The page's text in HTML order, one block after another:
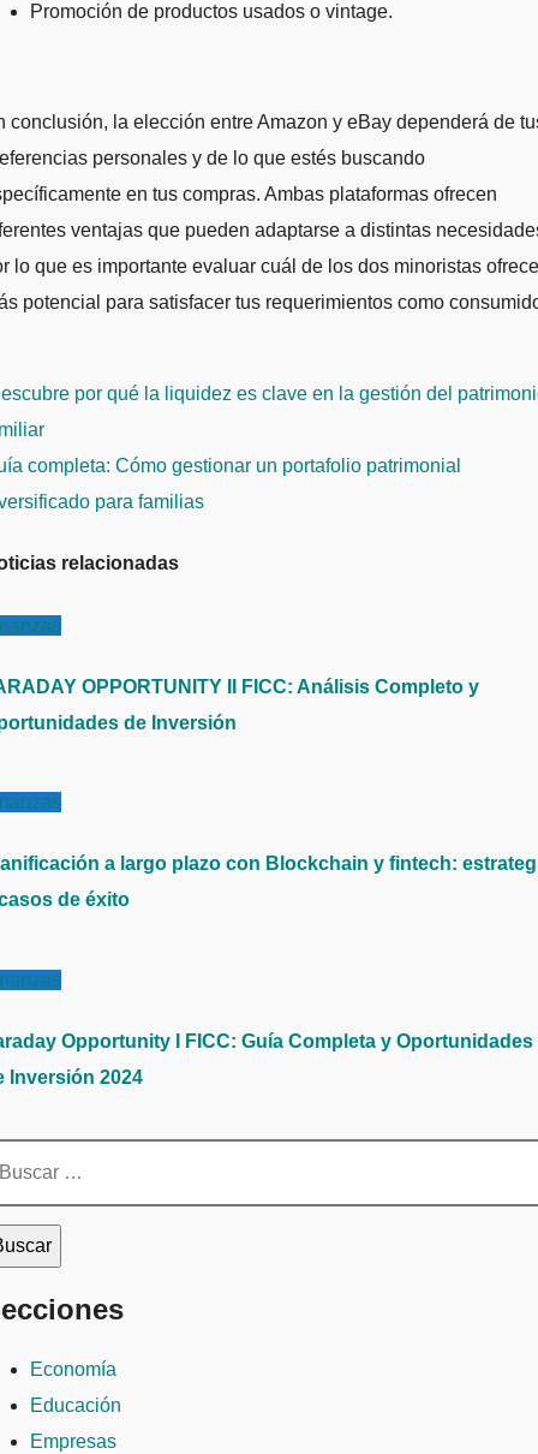
Promoción de productos usados o vintage.
conclusión, la elección entre Amazon y eBay dependerá de
personales y de lo que estés buscando
en tus compras. Ambas plataformas ofrecen
ventajas que pueden adaptarse a distintas
lo que es importante evaluar cuál de los dos minoristas ofrece
potencial para satisfacer tus requerimientos como
por qué la liquidez es clave en la gestión del
completa: Cómo gestionar un portafolio patrimonial
para familias
relacionadas
OPPORTUNITY II FICC: Análisis Completo y
de Inversión
a largo plazo con Blockchain y fintech:
de éxito
Opportunity I FICC: Guía Completa y Oportunidades
Inversión 2024
Economía
Educación
Empresas